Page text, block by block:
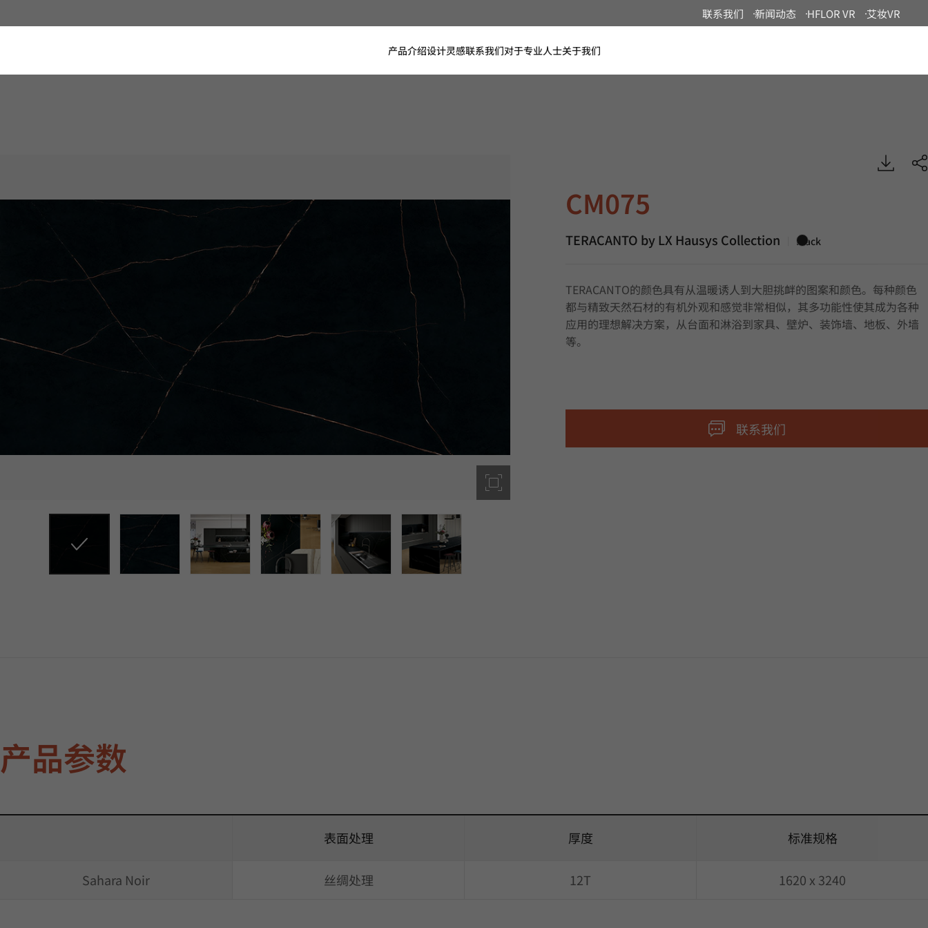
联系我们 新闻动态 HFLOR VR 艾妆VR
产品介绍设计灵感联系我们对于专业人士关于我们
CM075
TERACANTO by LX Hausys Collection Black
TERACANTO的颜色具有从温暖诱人到大胆挑衅的图案和颜色。每种颜色
都与精致天然石材的有机外观和感觉非常相似，其多功能性使其成为各种
应用的理想解决方案，从台面和淋浴到家具、壁炉、装饰墙、地板、外墙
等。
联系我们
产品参数
表面处理 厚度 标准规格
Sahara Noir 丝绸处理 12T 1620 x 3240